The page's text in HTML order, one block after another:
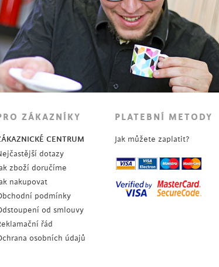
ZÁKAZNÍKY
CENTRUM
dotazy
zboží doručíme
nakupovat
podmínky
od smlouvy
řád
osobních údajů
PLATEBNÍ METODY
Jak můžete zaplatit?